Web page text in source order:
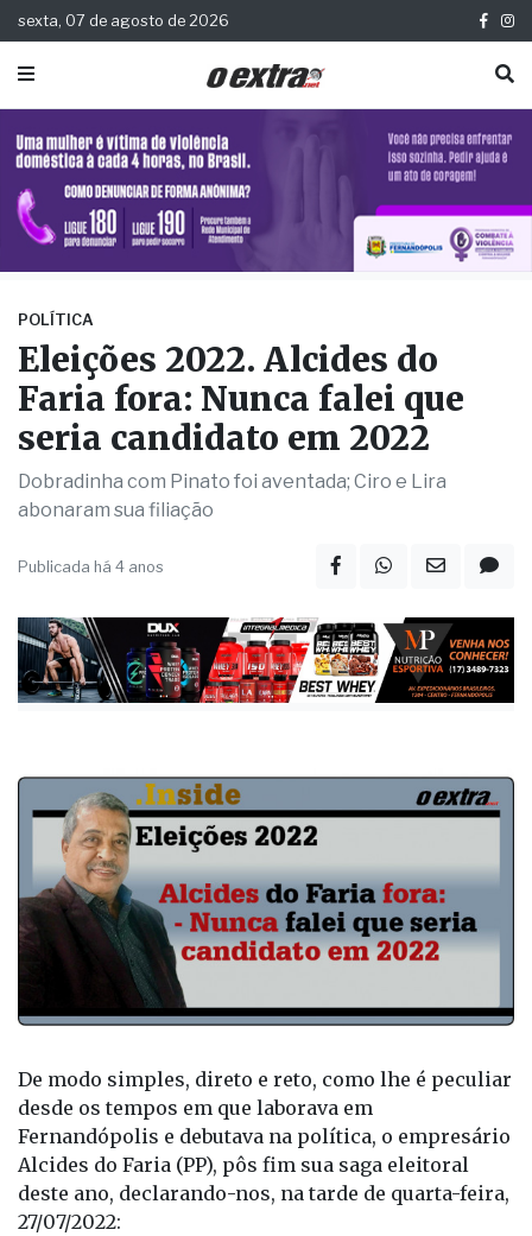
sexta, 07 de agosto de 2026
POLÍTICA
Eleições 2022. Alcides do
Faria fora: Nunca falei que
seria candidato em 2022
Dobradinha com Pinato foi aventada; Ciro e Lira
abonaram sua filiação
Publicada há 4 anos
De modo simples, direto e reto, como lhe é peculiar
desde os tempos em que laborava em
Fernandópolis e debutava na política, o empresário
Alcides do Faria (PP), pôs fim sua saga eleitoral
deste ano, declarando-nos, na tarde de quarta-feira,
27/07/2022: